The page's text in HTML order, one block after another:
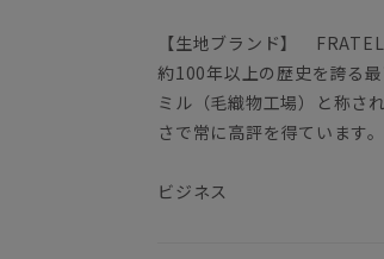
【生地ブランド】
約100年以上の歴史を誇る
ミル（毛織物工場）と称さ
さで常に高評を得ています。
ビジネス